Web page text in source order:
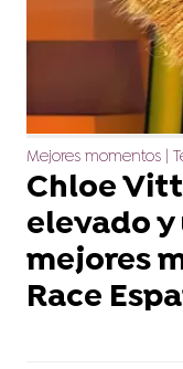
Mejores momentos |
Chloe
elevado y
mejores
Race